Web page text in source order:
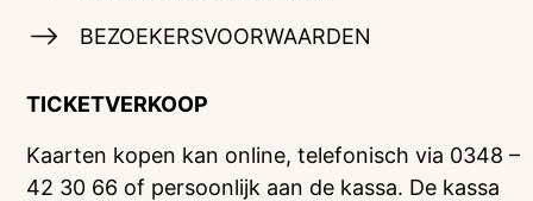
BEZOEKERSVOORWAARDEN
TICKETVERKOOP
Kaarten kopen kan online, telefonisch via 0348 –
42 30 66 of persoonlijk aan de kassa. De kassa